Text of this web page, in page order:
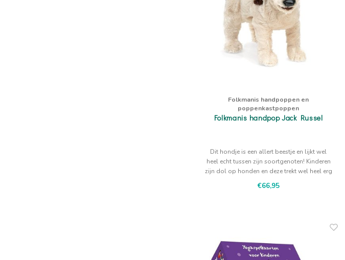
Folkmanis handpoppen en
poppenkastpoppen
Folkmanis handpop Jack Russel
Dit hondje is een allert beestje en lijkt wel
heel echt tussen zijn soortgenoten! Kinderen
zijn dol op honden en deze trekt wel heel erg
€66,95